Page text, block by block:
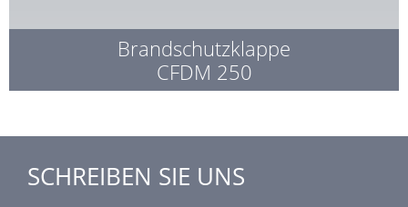
Brandschutzklappe
CFDM 250
SCHREIBEN SIE UNS